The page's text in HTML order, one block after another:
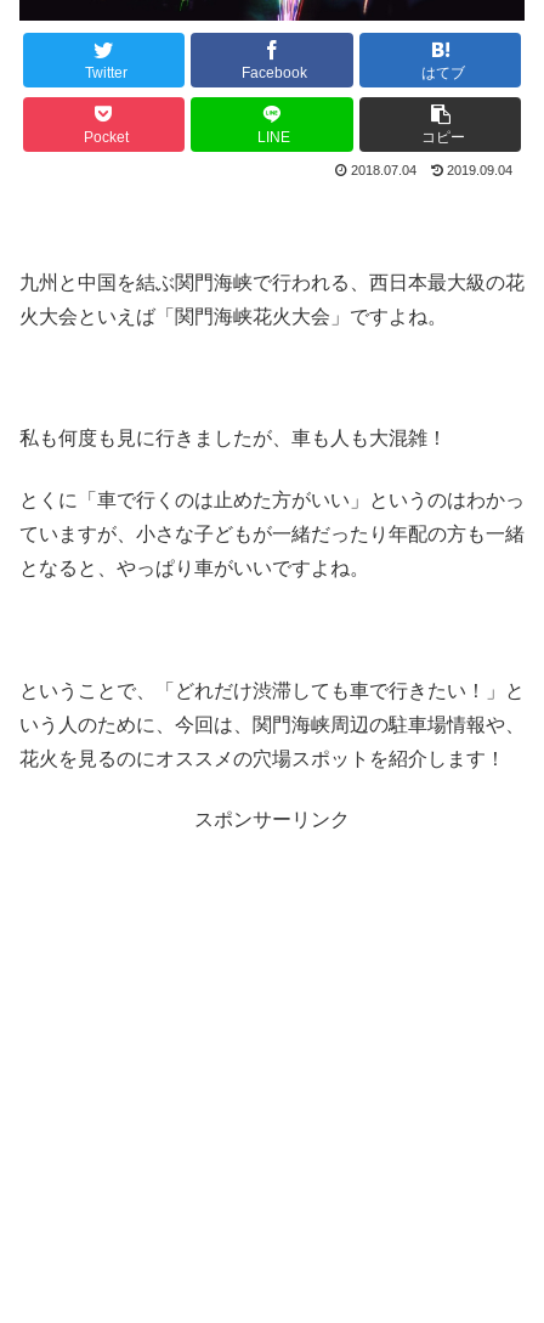
Twitter Facebook はてブ
Pocket LINE コピー
2018.07.04 2019.09.04
九州と中国を結ぶ関門海峡で行われる、西日本最大級の花
火大会といえば「関門海峡花火大会」ですよね。
私も何度も見に行きましたが、車も人も大混雑！
とくに「車で行くのは止めた方がいい」というのはわかっ
ていますが、小さな子どもが一緒だったり年配の方も一緒
となると、やっぱり車がいいですよね。
ということで、「どれだけ渋滞しても車で行きたい！」と
いう人のために、今回は、関門海峡周辺の駐車場情報や、
花火を見るのにオススメの穴場スポットを紹介します！
スポンサーリンク